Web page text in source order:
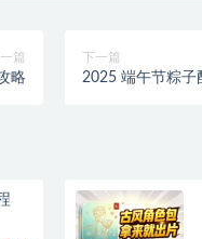
一篇
略
下一篇
2025 端午节粽子